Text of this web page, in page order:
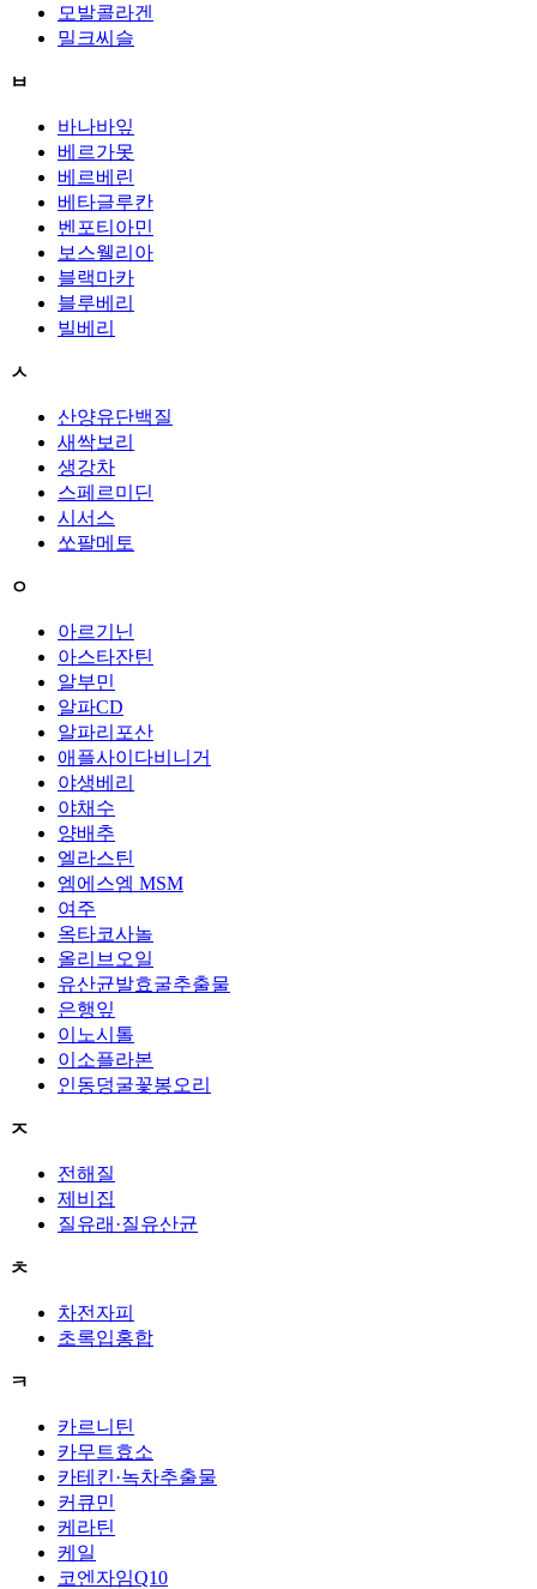
모발콜라겐
밀크씨슬
ㅂ
바나바잎
베르가못
베르베린
베타글루칸
벤포티아민
보스웰리아
블랙마카
블루베리
빌베리
ㅅ
산양유단백질
새싹보리
생강차
스페르미딘
시서스
쏘팔메토
ㅇ
아르기닌
아스타잔틴
알부민
알파CD
알파리포산
애플사이다비니거
야생베리
야채수
양배추
엘라스틴
엠에스엠 MSM
여주
옥타코사놀
올리브오일
유산균발효굴추출물
은행잎
이노시톨
이소플라본
인동덩굴꽃봉오리
ㅈ
전해질
제비집
질유래·질유산균
ㅊ
차전자피
초록입홍합
ㅋ
카르니틴
카무트효소
카테킨·녹차추출물
커큐민
케라틴
케일
코엔자임Q10